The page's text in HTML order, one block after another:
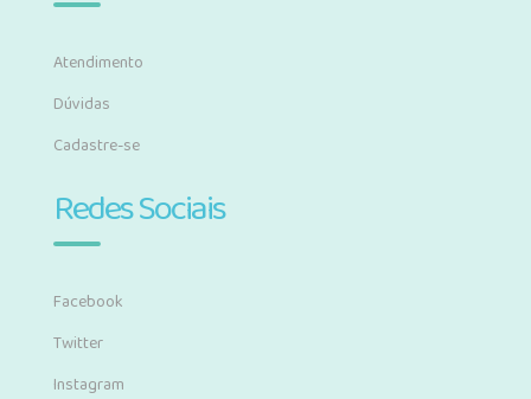
Atendimento
Dúvidas
Cadastre-se
Redes Sociais
Facebook
Twitter
Instagram